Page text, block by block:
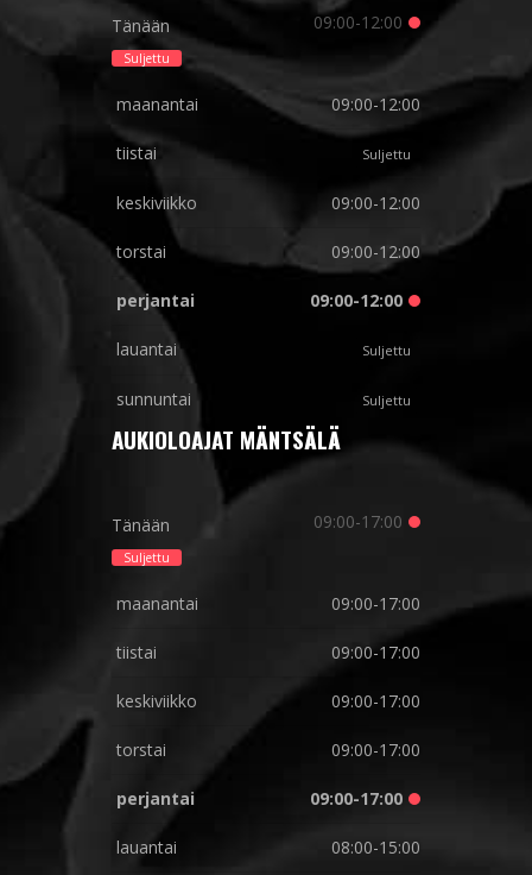
Tänään
Suljettu
09:00-12:00
maanantai 09:00-12:00
tiistai Suljettu
keskiviikko 09:00-12:00
torstai 09:00-12:00
perjantai 09:00-12:00
lauantai Suljettu
sunnuntai Suljettu
AUKIOLOAJAT MÄNTSÄLÄ
Tänään
Suljettu
09:00-17:00
maanantai 09:00-17:00
tiistai 09:00-17:00
keskiviikko 09:00-17:00
torstai 09:00-17:00
perjantai 09:00-17:00
lauantai 08:00-15:00